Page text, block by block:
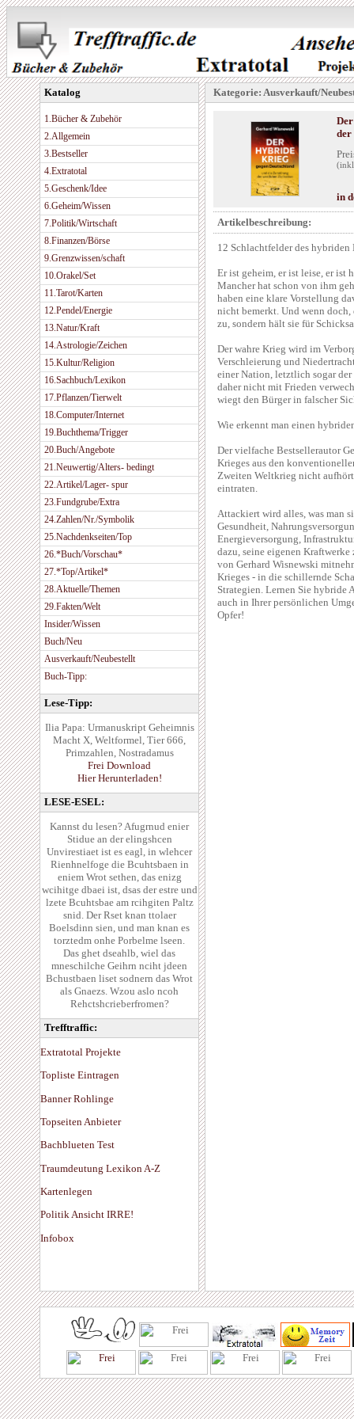
Katalog
1.Bücher & Zubehör
2.Allgemein
3.Bestseller
4.Extratotal
5.Geschenk/Idee
6.Geheim/Wissen
7.Politik/Wirtschaft
8.Finanzen/Börse
9.Grenzwissen/schaft
10.Orakel/Set
11.Tarot/Karten
12.Pendel/Energie
13.Natur/Kraft
14.Astrologie/Zeichen
15.Kultur/Religion
16.Sachbuch/Lexikon
17.Pflanzen/Tierwelt
18.Computer/Internet
19.Buchthema/Trigger
20.Buch/Angebote
21.Neuwertig/Alters- bedingt
22.Artikel/Lager- spur
23.Fundgrube/Extra
24.Zahlen/Nr./Symbolik
25.Nachdenkseiten/Top
26.*Buch/Vorschau*
27.*Top/Artikel*
28.Aktuelle/Themen
29.Fakten/Welt
Insider/Wissen
Buch/Neu
Ausverkauft/Neubestellt
Buch-Tipp:
Lese-Tipp:
Ilia Papa: Urmanuskript Geheimnis
Macht X, Weltformel, Tier 666,
Primzahlen, Nostradamus
Frei Download
Hier Herunterladen!
LESE-ESEL:
Kannst du lesen? Afugrnud enier
Stidue an der elingshcen
Unvirestiaet ist es eagl, in wlehcer
Rienhnelfoge die Bcuhtsbaen in
eniem Wrot sethen, das enizg
wcihitge dbaei ist, dsas der estre und
lzete Bcuhtsbae am rcihgiten Paltz
snid. Der Rset knan ttolaer
Boelsdinn sien, und man knan es
torztedm onhe Porbelme lseen.
Das ghet dseahlb, wiel das
mneschilche Geihrn nciht jdeen
Bchustbaen liset sodnern das Wrot
als Gnaezs. Wzou aslo ncoh
Rehctshcrieberfromen?
Trefftraffic:
Extratotal Projekte
Topliste Eintragen
Banner Rohlinge
Topseiten Anbieter
Bachblueten Test
Traumdeutung Lexikon A-Z
Kartenlegen
Politik Ansicht IRRE!
Infobox
Kategorie: Ausverkauft/
der
in
Artikelbeschreibung:
12 Schlachtfelder des
Er ist geheim, er ist leise, er ist
Mancher hat schon von ihm
haben eine klare Vorstellung
nicht bemerkt. Und wenn doch,
zu, sondern hält sie für
Der wahre Krieg wird im
Verschleierung und
einer Nation, letztlich sogar
daher nicht mit Frieden
wiegt den Bürger in falscher
Wie erkennt man einen
Der vielfache Bestsellerautor
Krieges aus den
Zweiten Weltkrieg nicht
eintraten.
Attackiert wird alles, was man
Gesundheit,
Energieversorgung,
dazu, seine eigenen Kraftwerke
von Gerhard Wisnewski
Krieges - in die schillernde
Strategien. Lernen Sie hybride
auch in Ihrer persönlichen
Opfer!